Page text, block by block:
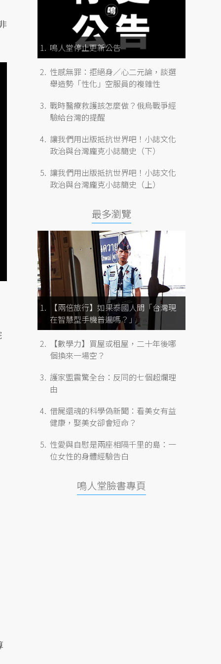
鳴人堂停止更新公告
性感無罪：拒絕身／心二元論，談選
舉造勢「性化」空服員的複雜性
戰時醫療救護該怎麼做？俄烏戰爭經
驗給台灣的提醒
讓我們用出版抵抗世界吧！小誌文化
政治與台灣龐克小誌簡史（下）
讓我們用出版抵抗世界吧！小誌文化
政治與台灣龐克小誌簡史（上）
最多瀏覽
【兩倍旅行】如果泰國人問「台灣現
在智慧型手機普遍嗎？」
【數學力】買屋或租屋，二十年後哪
個換來一場空？
護家盟震驚全台：反同的七個超爛理
由
借屍還魂的科學偽新聞：看美女有益
健康，娶美女卻會短命？
性愛與自慰是兩座相隔千里的島：一
位女性的身體經驗告白
鳴人堂臉書專頁